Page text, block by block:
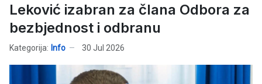
Leković izabran za člana Odbora za
bezbjednost i odbranu
Kategorija: Info 30 Jul 2026